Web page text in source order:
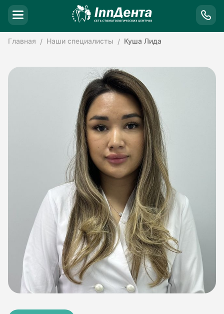
Главная Наши специалисты Куша Лида